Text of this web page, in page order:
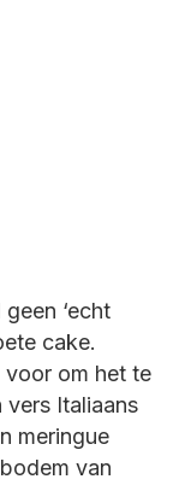
‘echt
cake.
voor om het te
vers Italiaans
meringue
van